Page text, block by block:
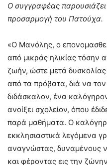
Ο συγγραφέας
προσαρμογή του Πατούχα.
«Ο Μανόλης, ο
από μικράς ηλικίας τόσην
ζωήν, ώστε μετά
από τα πρόβατα, διά να
διδάσκαλον, ένα
ανοίξει σχολείον, όπου
παρά μαθήματα. Ο
εκκλησιαστικά λεγόμενα
αναγνώστας, δυναμένους
και φέροντας εις την